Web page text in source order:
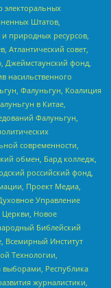
Штатов,
природных ресурсов,
Атлантический совет,
Джеймстаунский фонд,
насильственного
Фалуньгун, Коалиция
в Китае,
Фалуньгун,
современности,
обмен, Бард колледж,
российский фонд,
Проект Медиа,
Управление
Церкви, Новое
Библейский
Всемирный Институт
Технологии,
выборами, Республика
журналистики,